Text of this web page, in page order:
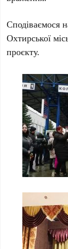
Сподіваємося
Охтирської
проєкту.